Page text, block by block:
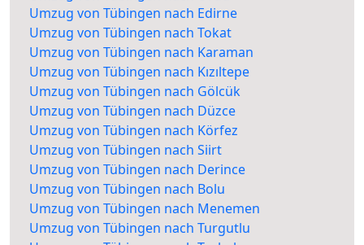
Umzug von Tübingen nach Edirne
Umzug von Tübingen nach Tokat
Umzug von Tübingen nach Karaman
Umzug von Tübingen nach Kızıltepe
Umzug von Tübingen nach Gölcük
Umzug von Tübingen nach Düzce
Umzug von Tübingen nach Körfez
Umzug von Tübingen nach Siirt
Umzug von Tübingen nach Derince
Umzug von Tübingen nach Bolu
Umzug von Tübingen nach Menemen
Umzug von Tübingen nach Turgutlu